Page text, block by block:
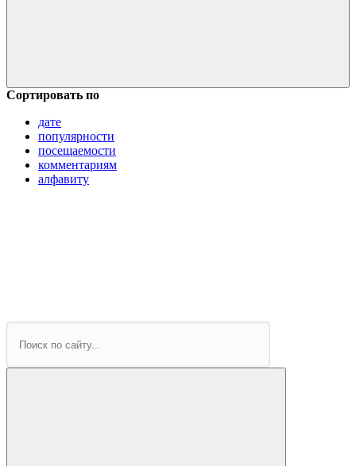
Сортировать по
дате
популярности
посещаемости
комментариям
алфавиту